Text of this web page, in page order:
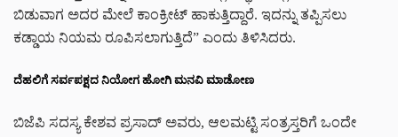
ಬಿಡುವಾಗ ಅದರ ಮೇಲೆ ಕಾಂಕ್ರೀಟ್ ಹಾಕುತ್ತಿದ್ದಾರೆ. ಇದನ್ನು ತಪ್ಪಿಸಲು
ಕಡ್ಡಾಯ ನಿಯಮ ರೂಪಿಸಲಾಗುತ್ತಿದೆ” ಎಂದು ತಿಳಿಸಿದರು.
ದೆಹಲಿಗೆ ಸರ್ವಪಕ್ಷದ ನಿಯೋಗ ಹೋಗಿ ಮನವಿ ಮಾಡೋಣ
ಬಿಜೆಪಿ ಸದಸ್ಯ ಕೇಶವ ಪ್ರಸಾದ್ ಅವರು, ಆಲಮಟ್ಟಿ ಸಂತ್ರಸ್ತರಿಗೆ ಒಂದೇ